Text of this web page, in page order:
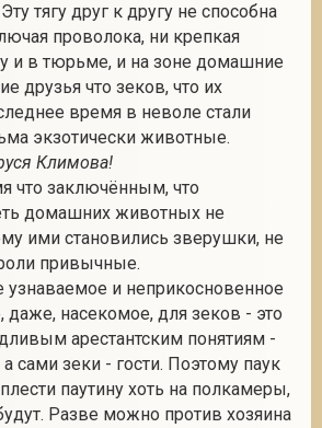
тягу друг к другу не способна
проволока, ни крепкая
и в тюрьме, и на зоне домашние
друзья что зеков, что их
время в неволе стали
экзотически животные.
Климова!
что заключённым, что
домашних животных не
ими становились зверушки, не
привычные.
и неприкосновенное
даже, насекомое, для зеков - это
арестантским понятиям -
сами зеки - гости. Поэтому паук
паутину хоть на полкамеры,
Разве можно против хозяина